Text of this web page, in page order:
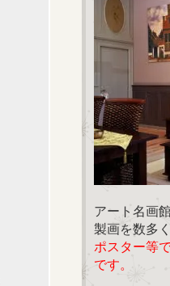
アート名画
製画を数多
ポスター等
です。